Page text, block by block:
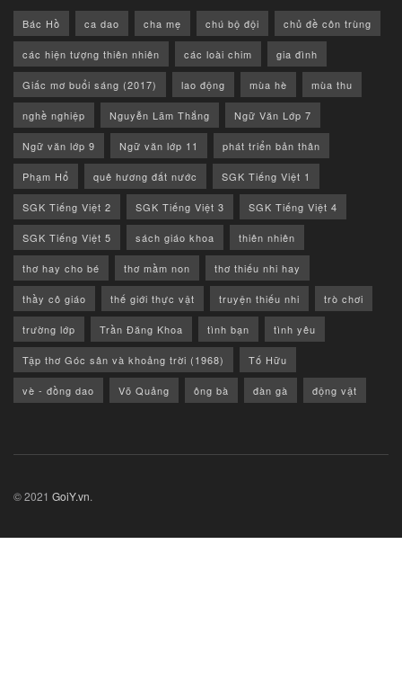
Bác Hồ ca dao cha mẹ chú bộ đội chủ đề côn trùng
các hiện tượng thiên nhiên các loài chim gia đình
Giấc mơ buổi sáng (2017) lao động mùa hè mùa thu
nghề nghiệp Nguyễn Lãm Thắng Ngữ Văn Lớp 7
Ngữ văn lớp 9 Ngữ văn lớp 11 phát triển bản thân
Phạm Hổ quê hương đất nước SGK Tiếng Việt 1
SGK Tiếng Việt 2 SGK Tiếng Việt 3 SGK Tiếng Việt 4
SGK Tiếng Việt 5 sách giáo khoa thiên nhiên
thơ hay cho bé thơ mầm non thơ thiếu nhi hay
thầy cô giáo thế giới thực vật truyện thiếu nhi trò chơi
trường lớp Trần Đăng Khoa tình bạn tình yêu
Tập thơ Góc sân và khoảng trời (1968) Tố Hữu
vè - đồng dao Võ Quảng ông bà đàn gà động vật
© 2021 GoiY.vn.